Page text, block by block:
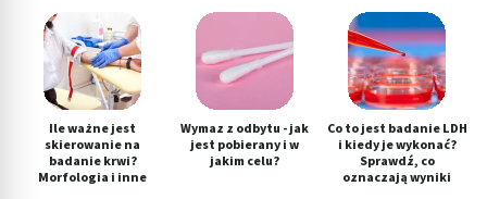
Ile ważne jest
skierowanie na
badanie krwi?
Morfologia i inne
Wymaz z odbytu - jak
jest pobierany i w
jakim celu?
Co to jest badanie LDH
i kiedy je wykonać?
Sprawdź, co
oznaczają wyniki